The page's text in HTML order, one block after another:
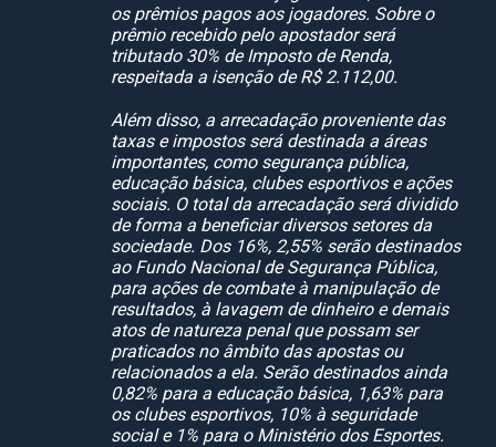
os prêmios pagos aos jogadores. Sobre o
prêmio recebido pelo apostador será
tributado 30% de Imposto de Renda,
respeitada a isenção de R$ 2.112,00.
Além disso, a arrecadação proveniente das
taxas e impostos será destinada a áreas
importantes, como segurança pública,
educação básica, clubes esportivos e ações
sociais. O total da arrecadação será dividido
de forma a beneficiar diversos setores da
sociedade. Dos 16%, 2,55% serão destinados
ao Fundo Nacional de Segurança Pública,
para ações de combate à manipulação de
resultados, à lavagem de dinheiro e demais
atos de natureza penal que possam ser
praticados no âmbito das apostas ou
relacionados a ela. Serão destinados ainda
0,82% para a educação básica, 1,63% para
os clubes esportivos, 10% à seguridade
social e 1% para o Ministério dos Esportes.